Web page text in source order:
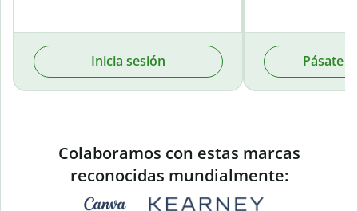
Inicia sesión Pásate
Colaboramos con estas marcas
reconocidas mundialmente: